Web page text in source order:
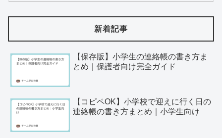
新着記事
【保存版】小学生の連絡帳の書き方ま
とめ｜保護者向け完全ガイド
【コピペOK】小学校で迎えに行く日の
連絡帳の書き方まとめ｜小学生向け